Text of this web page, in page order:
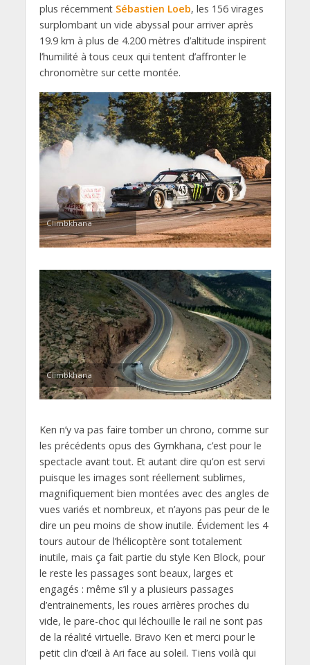
plus récemment Sébastien Loeb, les 156 virages
surplombant un vide abyssal pour arriver après
19.9 km à plus de 4.200 mètres d’altitude inspirent
l’humilité à tous ceux qui tentent d’affronter le
chronomètre sur cette montée.
Climbkhana
Climbkhana
Ken n’y va pas faire tomber un chrono, comme sur
les précédents opus des Gymkhana, c’est pour le
spectacle avant tout. Et autant dire qu’on est servi
puisque les images sont réellement sublimes,
magnifiquement bien montées avec des angles de
vues variés et nombreux, et n’ayons pas peur de le
dire un peu moins de show inutile. Évidement les 4
tours autour de l’hélicoptère sont totalement
inutile, mais ça fait partie du style Ken Block, pour
le reste les passages sont beaux, larges et
engagés : même s’il y a plusieurs passages
d’entrainements, les roues arrières proches du
vide, le pare-choc qui léchouille le rail ne sont pas
de la réalité virtuelle. Bravo Ken et merci pour le
petit clin d’œil à Ari face au soleil. Tiens voilà qui